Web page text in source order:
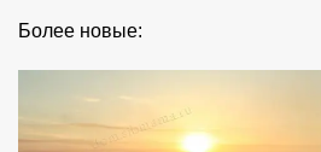
Более новые: